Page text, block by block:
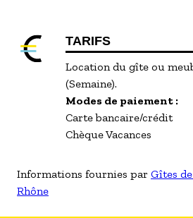
TARIFS
Location du gîte ou
(Semaine).
Modes de paiement :
Carte bancaire/crédit
Chèque Vacances
Informations fournies par Gîtes
Rhône